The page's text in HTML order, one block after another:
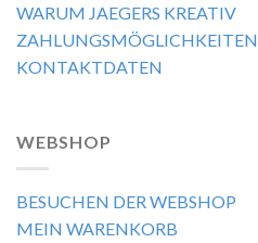
WARUM JAEGERS KREATIV
ZAHLUNGSMÖGLICHKEITEN
KONTAKTDATEN
WEBSHOP
BESUCHEN DER WEBSHOP
MEIN WARENKORB